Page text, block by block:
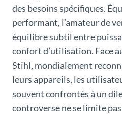
des besoins spécifiques.
performant, l’amateur de
équilibre subtil entre
confort d’utilisation. Face
Stihl, mondialement
leurs appareils, les
souvent confrontés à un
controverse ne se limite